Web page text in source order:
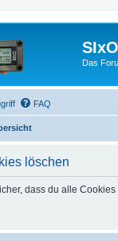
Das
FAQ
löschen
dass du alle